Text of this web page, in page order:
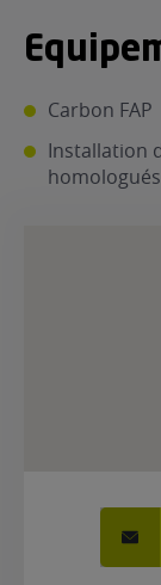
?
Carbon FAP
Installation
homologués